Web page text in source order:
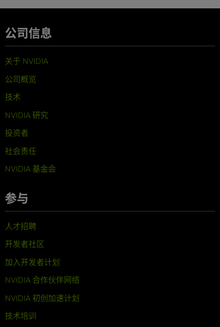
公司信息
关于 NVIDIA
公司概览
技术
NVIDIA 研究
投资者
社会责任
NVIDIA 基金会
参与
人才招聘
开发者社区
加入开发者计划
NVIDIA 合作伙伴网络
NVIDIA 初创加速计划
技术培训